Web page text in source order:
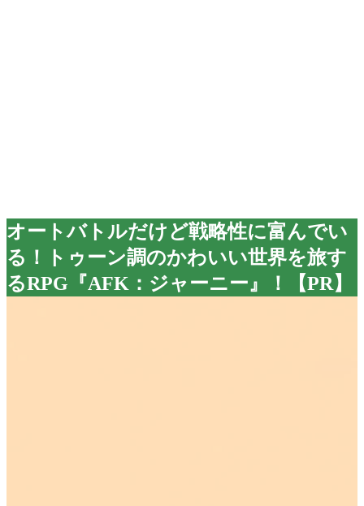
オートバトルだけど戦略性に富んでい
る！トゥーン調のかわいい世界を旅す
るRPG『AFK：ジャーニー』！【PR】